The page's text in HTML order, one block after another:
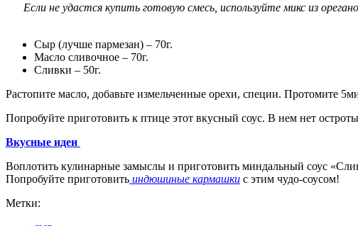
Если не удастся купить готовую смесь, используйте микс из
Сыр (лучше пармезан) – 70г.
Масло сливочное – 70г.
Сливки – 50г.
Растопите масло, добавьте измельченные орехи, специи. Протомите
Попробуйте приготовить к птице этот вкусный соус. В нем нет
Вкусные идеи
Воплотить кулинарные замыслы и приготовить миндальный соус
Попробуйте приготовить индюшиные кармашки с этим чудо-соусом!
Метки: